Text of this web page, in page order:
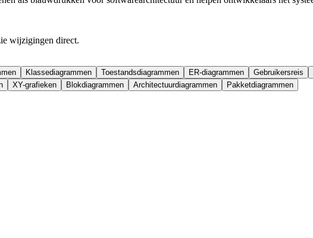
wijzigingen direct.
Klassediagrammen Toestandsdiagrammen ER-diagrammen Gebruikersreis
XY-grafieken Blokdiagrammen Architectuurdiagrammen Pakketdiagrammen